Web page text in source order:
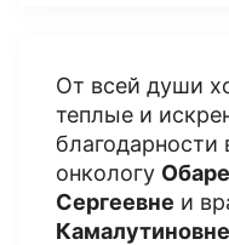
От всей души
теплые и
благодарности
онкологу
Сергеевне и
Камалутиновне